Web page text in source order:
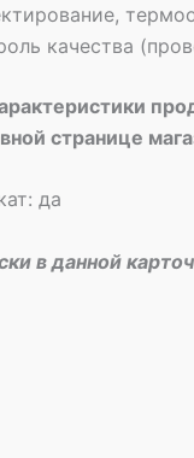
качества
странице
да
в данной